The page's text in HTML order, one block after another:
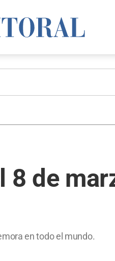
8 de
en todo el mundo.